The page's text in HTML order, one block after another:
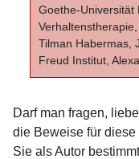
Goethe-Universität
Tilman Habermas,
Freud Institut,
Darf man fragen,
die Beweise für
Sie als Autor